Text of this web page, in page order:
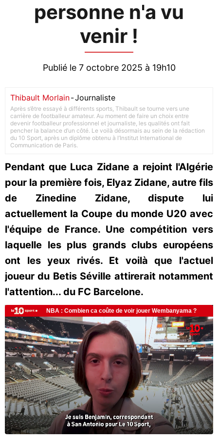
personne n'a vu
venir !
Publié le 7 octobre 2025 à 19h10
Thibault Morlain-Journaliste
Après s’être essayé à différents sports, Thibault se tourne vers une
carrière de footballeur amateur. Au moment de faire un choix entre
devenir footballeur professionnel et journaliste, les qualités ont fait
pencher la balance d’un côté. Le voilà désormais au sein de la rédaction
du 10 Sport, après un diplôme obtenu à l’Institut International de
Communication de Paris.
Pendant que Luca Zidane a rejoint l'Algérie
pour la première fois, Elyaz Zidane, autre fils
de Zinedine Zidane, dispute lui
actuellement la Coupe du monde U20 avec
l'équipe de France. Une compétition vers
laquelle les plus grands clubs européens
ont les yeux rivés. Et voilà que l'actuel
joueur du Betis Séville attirerait notamment
l'attention... du FC Barcelone.